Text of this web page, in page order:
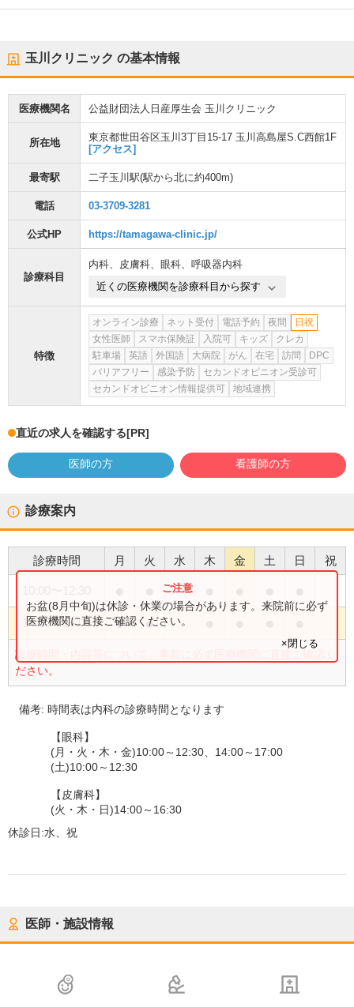
玉川クリニック の基本情報
医療機関名 公益財団法人日産厚生会 玉川クリニック
所在地
東京都世田谷区玉川3丁目15-17 玉川高島屋S.C西館1F
[アクセス]
最寄駅 二子玉川駅(駅から北に約400m)
電話 03-3709-3281
公式HP https://tamagawa-clinic.jp/
診療科目
内科、 皮膚科、 眼科、 呼吸器内科
近くの医療機関を診療科目から探す
特徴
オンライン診療 ネット受付 電話予約 夜間
日祝
女性医師
スマホ保険証 入院可 キッズ
クレカ
駐車場
英語 外国語 大病院 がん 在宅 訪問
DPC
バリアフリー
感染予防
セカンドオピニオン受診可
セカンドオピニオン情報提供可
地域連携
直近の求人を確認する[PR]
医師の方 看護師の方
診療案内
診療時間 月 火 水 木 金 土 日 祝
14:00〜17:00 ● ●
診療時間・内容等について、事前に必ず医療機関に直接ご確認く
ださい。
お盆(8月中旬)は休診・休業の場合があります。来院前に必ず
医療機関に直接ご確認ください。
×閉じる
備考:時間表は内科の診療時間となります
【眼科】
(月・火・木・金)10:00～12:30、14:00～17:00
(土)10:00～12:30
【皮膚科】
(火・木・日)14:00～16:30
休診日:水、祝
医師・施設情報